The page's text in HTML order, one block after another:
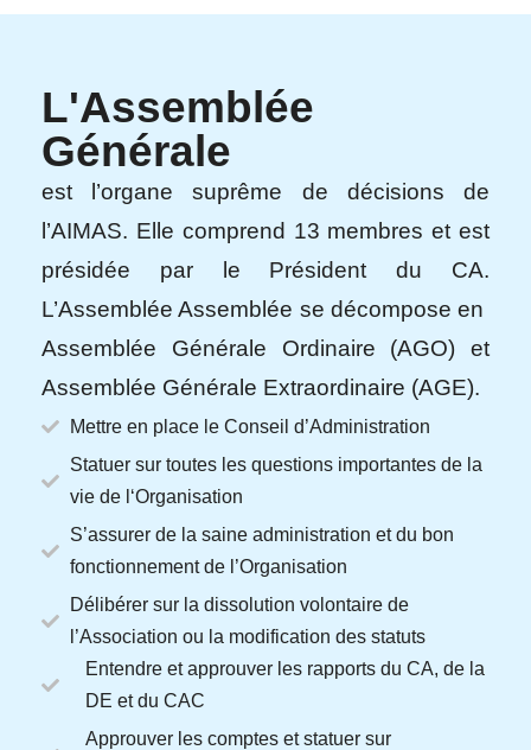
L'Assemblée
Générale
est l’organe suprême de décisions de
l’AIMAS. Elle comprend 13 membres et est
présidée par le Président du CA.
L’Assemblée Assemblée se décompose en
Assemblée Générale Ordinaire (AGO) et
Assemblée Générale Extraordinaire (AGE).
Mettre en place le Conseil d’Administration
Statuer sur toutes les questions importantes de la
vie de l‘Organisation
S’assurer de la saine administration et du bon
fonctionnement de l’Organisation
Délibérer sur la dissolution volontaire de
l’Association ou la modification des statuts
Entendre et approuver les rapports du CA, de la
DE et du CAC
Approuver les comptes et statuer sur